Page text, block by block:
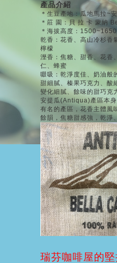
產品介紹
＊生豆產地：瓜地馬拉~
＊莊 園：貝 拉 卡 蒙納
＊海拔高度：
乾香：花香、高山冷杉香
檸檬
溼香：焦糖、甜香、花香
仁、蜂蜜
啜吸：乾淨度佳、奶油般
甜細膩、榛果巧克力、酸
變化細膩、餘味的甜巧克
安提瓜(Antiqua)產區本
有名的產區，花香主體風
餘韻，焦糖甜感強，乾淨
瑞芬咖啡屋的